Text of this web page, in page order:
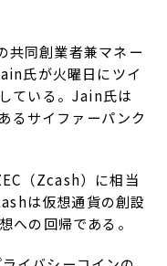
同創業者兼マネー
氏が火曜日にツイ
ている。Jain氏は
るサイファーパンク
（Zcash）に相当
は仮想通貨の創設
への回帰である。